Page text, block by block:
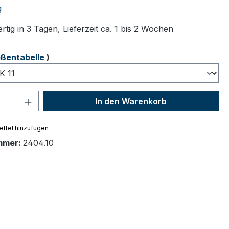
Bewertung von 5 von 5 Sternen
in 3 Tagen, Lieferzeit ca. 1 bis 2 Wochen
)
Anzahl: Gib den gewünschten Wert
In den Warenkorb
hinzufügen
2404.10